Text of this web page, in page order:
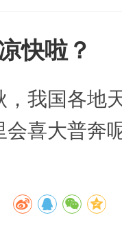
快啦？
我国各地
喜大普奔